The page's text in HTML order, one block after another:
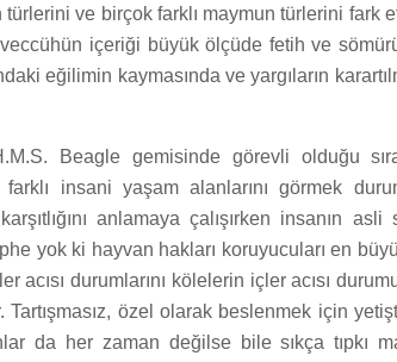
türlerini ve birçok farklı maymun türlerini fark
içeriği büyük ölçüde fetih ve
eğilimin kaymasında ve yargıların
Beagle gemisinde görevli olduğu
insani yaşam alanlarını görmek
anlamaya çalışırken insanın asli
yok ki hayvan hakları koruyucuları en
acısı durumlarını kölelerin içler acısı
özel olarak beslenmek için
da her zaman değilse bile sıkça tıpkı